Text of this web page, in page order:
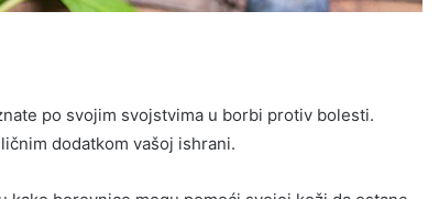
po svojim svojstvima u borbi protiv bolesti.
dodatkom vašoj ishrani.